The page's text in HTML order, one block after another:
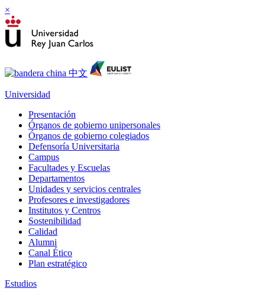
×
Universidad
Presentación
Órganos de gobierno unipersonales
Órganos de gobierno colegiados
Defensoría Universitaria
Campus
Facultades y Escuelas
Departamentos
Unidades y servicios centrales
Profesores e investigadores
Institutos y Centros
Sostenibilidad
Calidad
Alumni
Canal Ético
Plan estratégico
Estudios